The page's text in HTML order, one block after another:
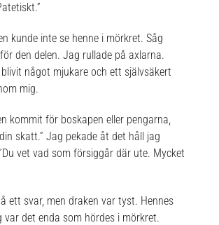
kunde inte se henne i mörkret. Såg
den delen. Jag rullade på axlarna.
något mjukare och ett självsäkert
mig.
kommit för boskapen eller pengarna,
skatt.” Jag pekade åt det håll jag
vet vad som försiggår där ute. Mycket
ett svar, men draken var tyst. Hennes
var det enda som hördes i mörkret.